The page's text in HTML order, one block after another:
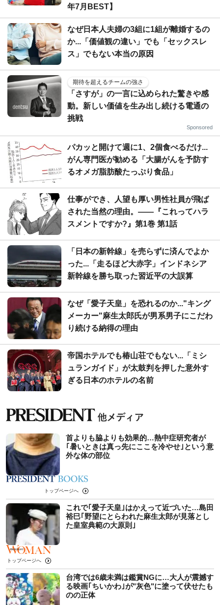
年7月BEST】
なぜ日本人夫婦の3組に1組が離婚するの
か...「価値観の違い」でも「セックスレ
ス」でもない本当の原因
期待を超えるチームの強さ
「さすが」の一言に込められた驚きや感
動。新しい価値を生み出し続ける電通の
挑戦
Sponsored
パカッと開けて週に1、2個食べるだけ...
がん専門医が勧める「大腸がんを予防す
るオメガ脂肪酸たっぷり食品」
仕事ができ、人望も厚い男性社員が飛ば
された当然の理由。――『これってハラ
スメントですか?』第1巻 第1話
「日本の新幹線」を売らずに済んでよか
った...「走るほど大赤字」インドネシア
新幹線を勝ち取った習近平の大誤算
なぜ「愛子天皇」を恐れるのか..."キング
メーカー"麻生太郎氏が男系男子にこだわ
り続ける納得の理由
帝国ホテルでも椿山荘でもない...「ミシ
ュランガイド」が太鼓判を押した意外す
ぎる日本のホテルの名前
首よりも脇よりも効果的…熱中症研究者が
｢暑いときは真っ先にここを冷やせ｣という意
外な体の部位
トップページへ
これで｢愛子天皇｣はかえって近づいた…島田
裕巳｢野望にとらわれた麻生太郎が見落とし
た皇室典範の大原則｣
トップページへ
台湾では6歳未満は鑑賞NGに…大人が震撼す
る映画｢ちいかわ｣が"灰色"に塗って伏せたも
のの正体